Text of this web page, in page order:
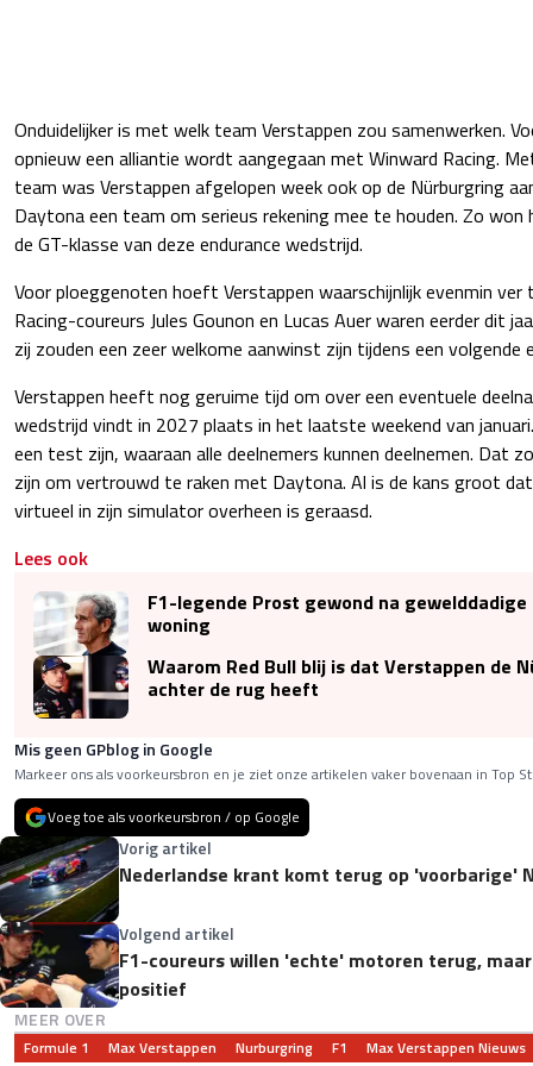
Onduidelijker is met welk team Verstappen zou samenwerken.
opnieuw een alliantie wordt aangegaan met Winward Racing.
team was Verstappen afgelopen week ook op de Nürburgring
Daytona een team om serieus rekening mee te houden. Zo
de GT-klasse van deze endurance wedstrijd.
Voor ploeggenoten hoeft Verstappen waarschijnlijk evenmin ver
Racing-coureurs Jules Gounon en Lucas Auer waren eerder dit
zij zouden een zeer welkome aanwinst zijn tijdens een volgende
Verstappen heeft nog geruime tijd om over een eventuele
wedstrijd vindt in 2027 plaats in het laatste weekend van
een test zijn, waaraan alle deelnemers kunnen deelnemen. Dat
zijn om vertrouwd te raken met Daytona. Al is de kans groot
virtueel in zijn simulator overheen is geraasd.
Lees ook
F1-legende Prost gewond na
woning
Waarom Red Bull blij is dat Verstappen de
achter de rug heeft
Mis geen GPblog in Google
Markeer ons als voorkeursbron en je ziet onze artikelen vaker bovenaan in Top
Voeg toe als voorkeursbron / op Google
Vorig artikel
Nederlandse krant komt terug op 'voorbarige'
Volgend artikel
F1-coureurs willen 'echte' motoren terug,
positief
MEER OVER
Formule 1 Max Verstappen Nurburgring F1 Max Verstappen Nieuws